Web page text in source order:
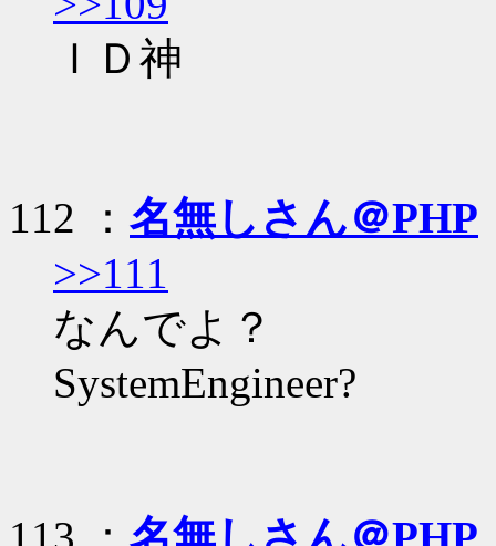
ＩＤ神
112 ： 名無しさん＠PHP
>>111
なんでよ？
SystemEngineer?